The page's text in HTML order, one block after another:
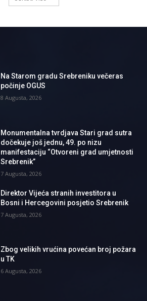
Na Starom gradu Srebreniku večeras
počinje OGUS
8 Augusta, 2026
Monumentalna tvrdjava Stari grad sutra
dočekuje još jednu, 49. po nizu
manifestaciju “Otvoreni grad umjetnosti
Srebrenik”
7 Augusta, 2026
Direktor Vijeća stranih investitora u
Bosni i Hercegovini posjetio Srebrenik
7 Augusta, 2026
Zbog velikih vrućina povećan broj požara
u TK
6 Augusta, 2026